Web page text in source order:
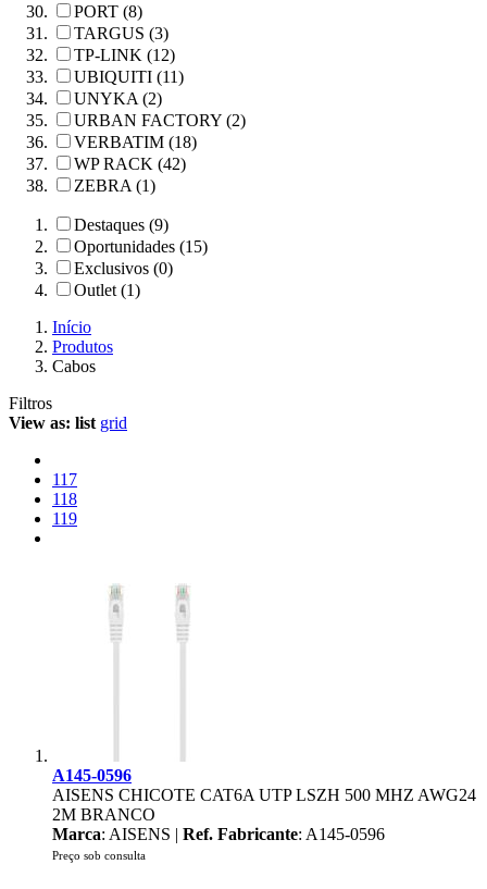
PORT (8)
TARGUS (3)
TP-LINK (12)
UBIQUITI (11)
UNYKA (2)
URBAN FACTORY (2)
VERBATIM (18)
WP RACK (42)
ZEBRA (1)
Destaques (9)
Oportunidades (15)
Exclusivos (0)
Outlet (1)
Início
Produtos
Cabos
Filtros
View as: list grid
117
118
119
A145-0596
AISENS CHICOTE CAT6A UTP LSZH 500 MHZ AWG24
2M BRANCO
Marca: AISENS | Ref. Fabricante: A145-0596
Preço sob consulta